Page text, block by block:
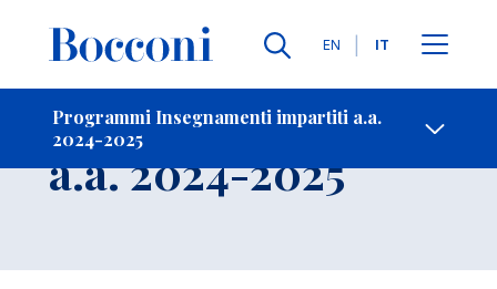
Lingue
EN IT
Programmi Insegnamenti impartiti a.a.
2024-2025
-
Insegnamento
a.a. 2024-2025